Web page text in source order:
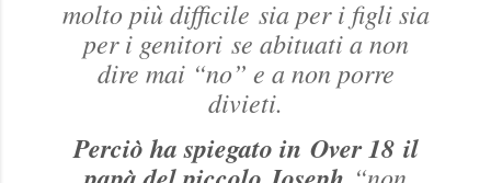
molto più difficile sia per i figli sia
per i genitori se abituati a non
dire mai “no” e a non porre
divieti.
Perciò ha spiegato in Over 18il
“non